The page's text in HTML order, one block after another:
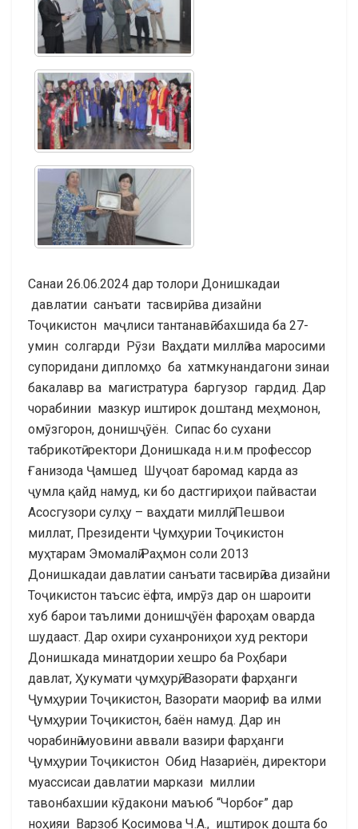
Санаи 26.06.2024 дар толори Донишкадаи
давлатии санъати тасвирӣ ва дизайни
Тоҷикистон маҷлиси тантанавӣ бахшида ба 27-
умин солгарди Рӯзи Ваҳдати миллӣ ва маросими
супоридани дипломҳо ба хатмкунандагони зинаи
бакалавр ва магистратура баргузор гардид. Дар
чорабинии мазкур иштирок доштанд меҳмонон,
омӯзгорон, донишҷӯён. Сипас бо сухани
табрикотӣ ректори Донишкада н.и.м профессор
Ғанизода Ҷамшед Шуҷоат баромад карда аз
ҷумла қайд намуд, ки бо дастгириҳои пайвастаи
Асосгузори сулҳу – ваҳдати миллӣ, Пешвои
миллат, Президенти Ҷумҳурии Тоҷикистон
муҳтарам Эмомалӣ Раҳмон соли 2013
Донишкадаи давлатии санъати тасвирӣ ва дизайни
Тоҷикистон таъсис ёфта, имрӯз дар он шароити
хуб барои таълими донишҷӯён фароҳам оварда
шудааст. Дар охири суханрониҳои худ ректори
Донишкада минатдории хешро ба Роҳбари
давлат, Ҳукумати ҷумҳурӣ, Вазорати фарҳанги
Ҷумҳурии Тоҷикистон, Вазорати маориф ва илми
Ҷумҳурии Тоҷикистон, баён намуд. Дар ин
чорабинӣ муовини аввали вазири фарҳанги
Ҷумҳурии Тоҷикистон Обид Назариён, директори
муассисаи давлатии маркази миллии
тавонбахшии кӯдакони маъюб “Чорбоғ” дар
ноҳияи Варзоб Қосимова Ч.А., иштирок дошта бо